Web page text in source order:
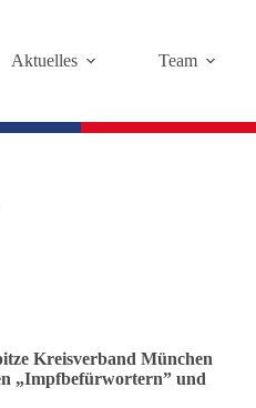
Aktuelles Team
Kreisverband München
„Impfbefürwortern” und